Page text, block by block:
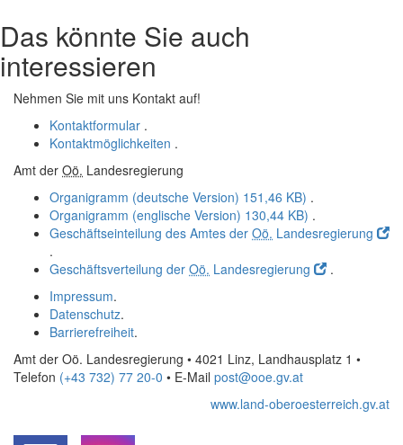
Das könnte Sie auch
interessieren
Nehmen Sie mit uns Kontakt auf!
Kontaktformular .
Kontaktmöglichkeiten .
Amt der Oö. Landesregierung
Organigramm (deutsche Version) 151,46 KB) .
Organigramm (englische Version) 130,44 KB) .
Geschäftseinteilung des Amtes der Oö. Landesregierung
.
Geschäftsverteilung der Oö. Landesregierung
.
Impressum.
Datenschutz.
Barrierefreiheit.
Amt der Oö. Landesregierung • 4021 Linz, Landhausplatz 1 •
Telefon (+43 732) 77 20-0 • E-Mail post@ooe.gv.at
www.land-oberoesterreich.gv.at